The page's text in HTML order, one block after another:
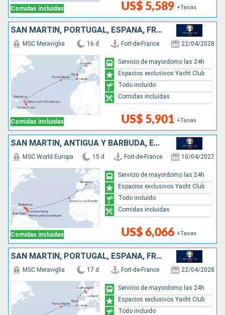
Comidas incluidas US$ 5,589 +Tasas
SAN MARTÍN, PORTUGAL, ESPAÑA, FRANCIA
Comidas incluidas
MSC Meraviglia 16 d Fort-de-France 22/04/2028
US$ 5,901 +Tasas
Servicio de mayordomo las 24h
Espacios exclusivos Yacht Club
Todo incluido
Comidas incluidas
SAN MARTÍN, ANTIGUA Y BARBUDA, ESPAÑA
Comidas incluidas
MSC World Europa 15 d Fort-de-France 10/04/2027
US$ 6,066 +Tasas
Servicio de mayordomo las 24h
Espacios exclusivos Yacht Club
Todo incluido
Comidas incluidas
SAN MARTÍN, PORTUGAL, ESPAÑA, FRANCIA, REINO UNIDO
MSC Meraviglia 17 d Fort-de-France 22/04/2028
Servicio de mayordomo las 24h
Espacios exclusivos Yacht Club
Todo incluido